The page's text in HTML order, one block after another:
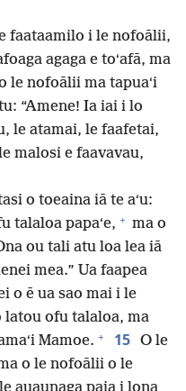
faataamilo i le nofoālii,
agaga e toʻafā, ma
le nofoālii ma tapuaʻi
“Amene! Ia iai i lo
le atamai, le faafetai,
malosi e faavavau,
o toeaina iā te aʻu:
talaloa papaʻe, + ma o
ou tali atu loa lea iā
mea.” Ua faapea
o ē ua sao mai i le
latou ofu talaloa, ma
Mamoe. + 15 O le
o le nofoālii o le